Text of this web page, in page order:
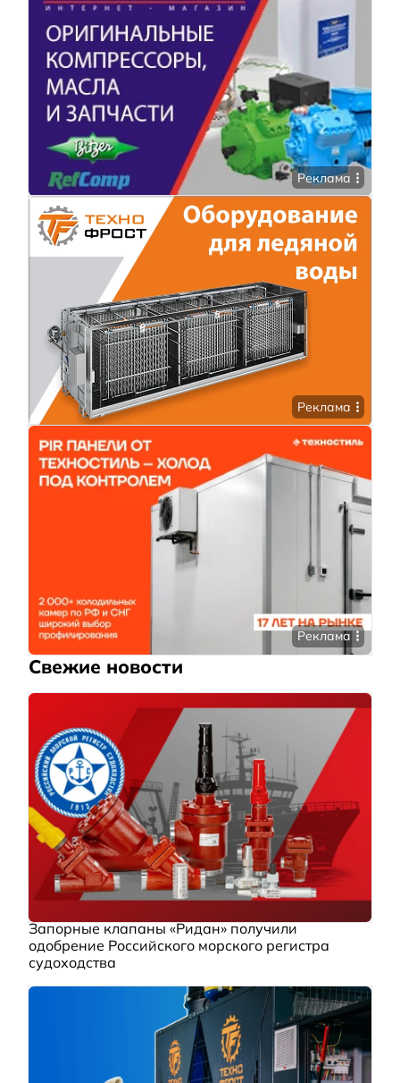
Реклама
Реклама
Реклама
Свежие новости
Запорные клапаны «Ридан» получили
одобрение Российского морского регистра
судоходства